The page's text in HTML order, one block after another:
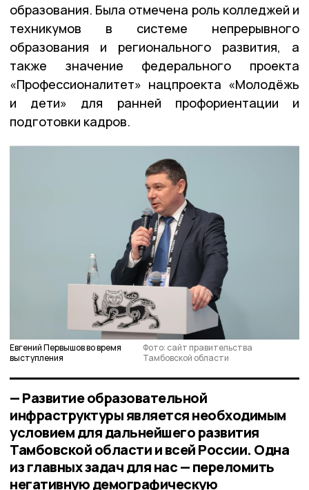
образования. Была отмечена роль колледжей и
техникумов в системе непрерывного
образования и регионального развития, а
также значение федерального проекта
«Профессионалитет» нацпроекта «Молодёжь
и дети» для ранней профориентации и
подготовки кадров.
Евгений Первышов во время
выступления
Фото: сайт правительства
Тамбовской области
— Развитие образовательной
инфраструктуры является необходимым
условием для дальнейшего развития
Тамбовской области и всей России. Одна
из главных задач для нас — переломить
негативную демографическую